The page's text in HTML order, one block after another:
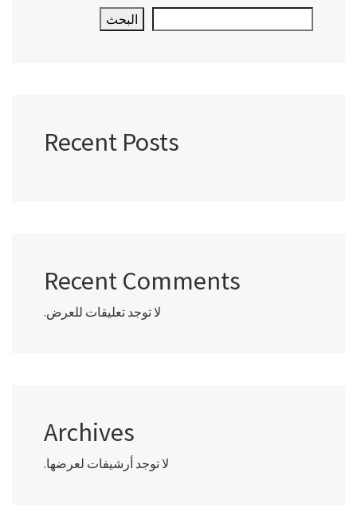
البحث
Recent Posts
Recent Comments
لا توجد تعليقات للعرض.
Archives
لا توجد أرشيفات لعرضها.